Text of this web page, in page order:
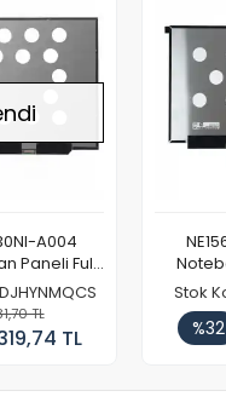
A004
Paneli Full
TL
TL
Stok
%32